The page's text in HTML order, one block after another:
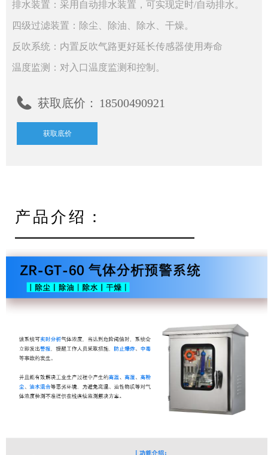
产品介绍：
排水装置：采用自动排水装置，可实现定时/自动排水。
四级过滤装置：除尘、除油、除水、干燥。
反吹系统：内置反吹气路更好延长传感器使用寿命
温度监测：对入口温度监测和控制。
获取底价
获取底价： 18500490921